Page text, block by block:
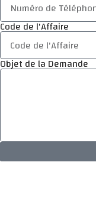
Code de l'Affaire
Objet de la Demande